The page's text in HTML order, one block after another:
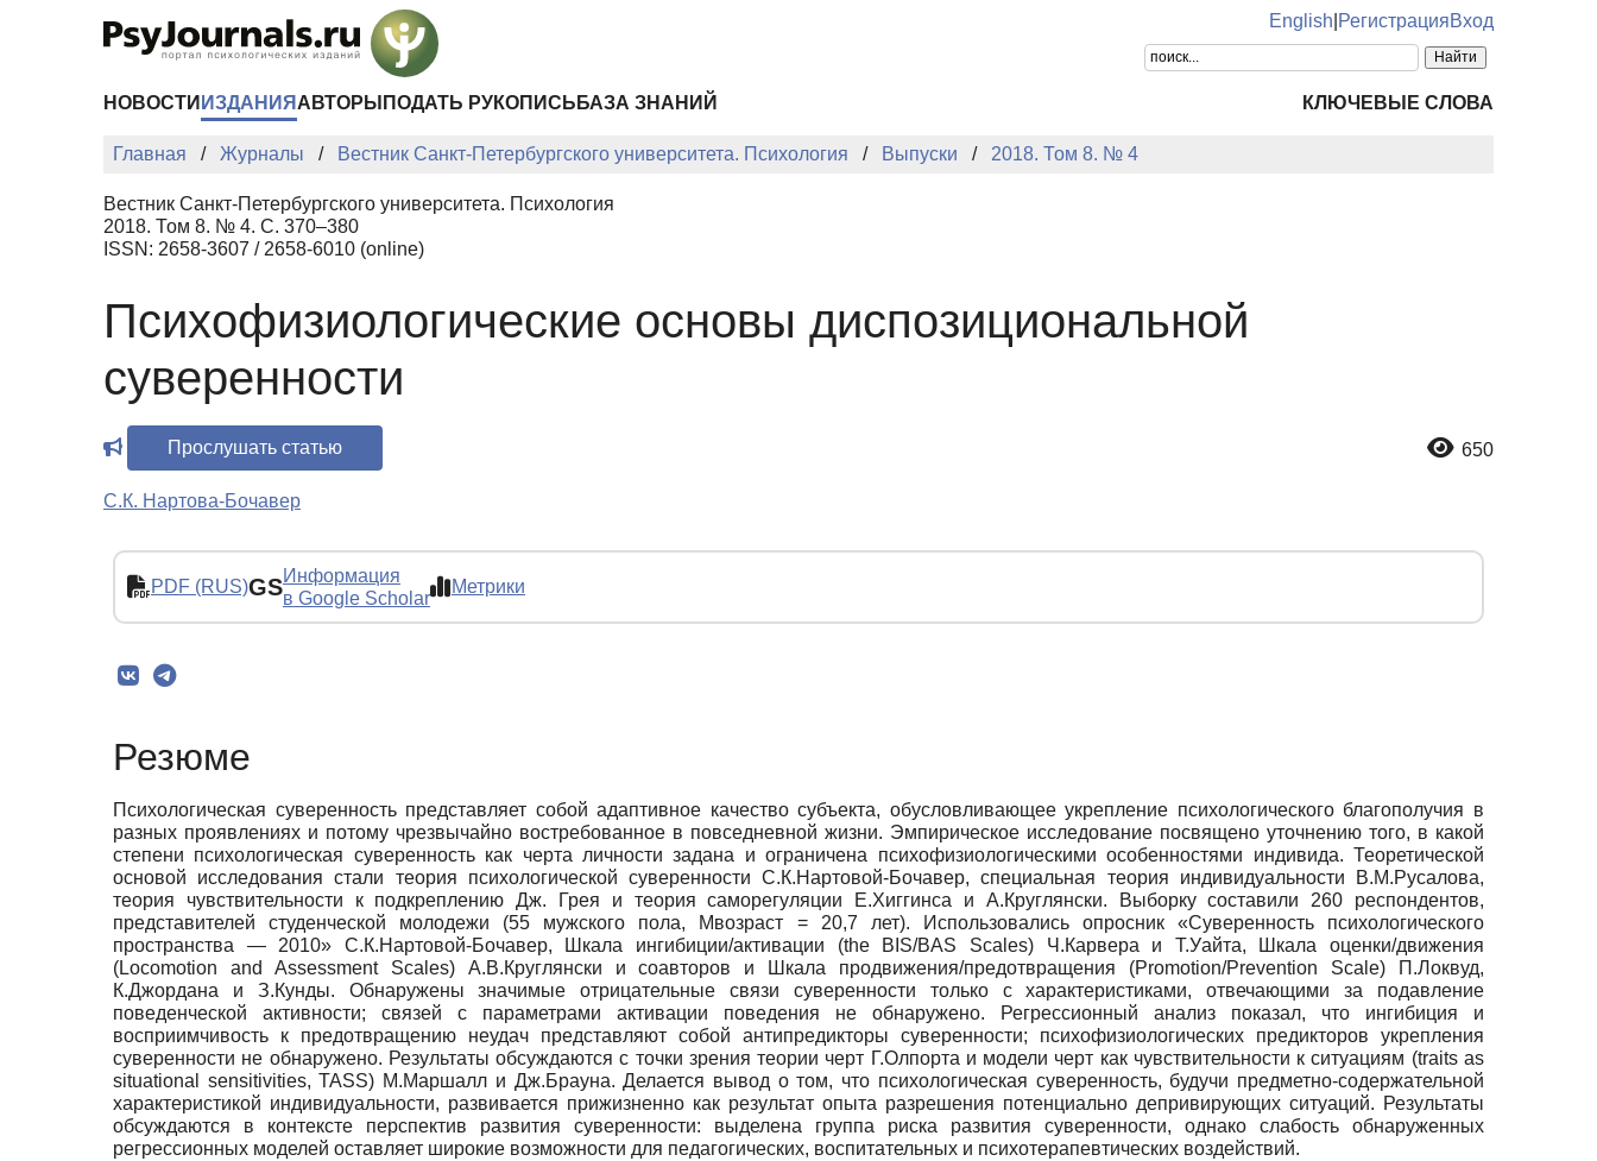
English РегистрацияВход
НОВОСТИ ИЗДАНИЯ АВТОРЫ ПОДАТЬ РУКОПИСЬ БАЗА ЗНАНИЙ КЛЮЧЕВЫЕ СЛОВА
Главная Журналы Вестник Санкт-Петербургского университета. Психология Выпуски 2018. Том 8. № 4
Вестник Санкт-Петербургского университета. Психология
2018. Том 8. № 4. С. 370–380
ISSN: 2658-3607 / 2658-6010 (online)
Психофизиологические основы диспозициональной
суверенности
Прослушать статью 650
С.К. Нартова-Бочавер
PDF (RUS)GSИнформация
в Google Scholar
Метрики
Резюме
Психологическая суверенность представляет собой адаптивное качество субъекта, обусловливающее укрепление психологического благополучия в
разных проявлениях и потому чрезвычайно востребованное в повседневной жизни. Эмпирическое исследование посвящено уточнению того, в какой
степени психологическая суверенность как черта личности задана и ограничена психофизиологическими особенностями индивида. Теоретической
основой исследования стали теория психологической суверенности С.К.Нартовой-Бочавер, специальная теория индивидуальности В.М.Русалова,
теория чувствительности к подкреплению Дж. Грея и теория саморегуляции Е.Хиггинса и А.Круглянски. Выборку составили 260 респондентов,
представителей студенческой молодежи (55 мужского пола, Mвозраст = 20,7 лет). Использовались опросник «Суверенность психологического
пространства — 2010» С.К.Нартовой-Бочавер, Шкала ингибиции/активации (the BIS/BAS Scales) Ч.Карвера и Т.Уайта, Шкала оценки/движения
(Locomotion and Assessment Scales) А.В.Круглянски и соавторов и Шкала продвижения/предотвращения (Promotion/Prevention Scale) П.Локвуд,
К.Джордана и З.Кунды. Обнаружены значимые отрицательные связи суверенности только с характеристиками, отвечающими за подавление
поведенческой активности; связей с параметрами активации поведения не обнаружено. Регрессионный анализ показал, что ингибиция и
восприимчивость к предотвращению неудач представляют собой антипредикторы суверенности; психофизиологических предикторов укрепления
суверенности не обнаружено. Результаты обсуждаются с точки зрения теории черт Г.Олпорта и модели черт как чувствительности к ситуациям (traits as
situational sensitivities, TASS) М.Маршалл и Дж.Брауна. Делается вывод о том, что психологическая суверенность, будучи предметно-содержательной
характеристикой индивидуальности, развивается прижизненно как результат опыта разрешения потенциально депривирующих ситуаций. Результаты
обсуждаются в контексте перспектив развития суверенности: выделена группа риска развития суверенности, однако слабость обнаруженных
регрессионных моделей оставляет широкие возможности для педагогических, воспитательных и психотерапевтических воздействий.